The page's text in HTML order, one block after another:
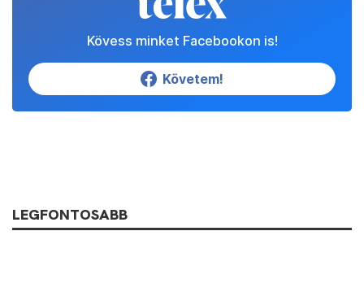
Kövess minket Facebookon is!
Követem!
LEGFONTOSABB